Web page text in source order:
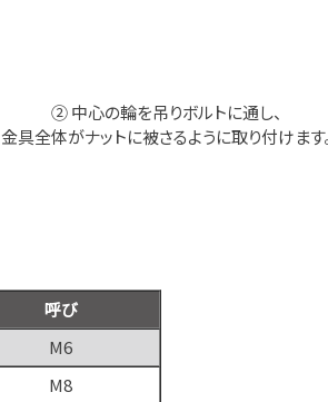
② 中心の輪を吊りボルトに通し、
金具全体がナットに被さるように取り付けます
呼び
M6
M8